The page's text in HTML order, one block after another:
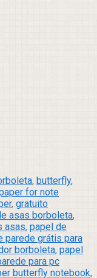
, butterfly,
for note
, gratuito
asas borboleta,
asas, papel de
parede grátis para
borboleta, papel
para pc
butterfly notebook,